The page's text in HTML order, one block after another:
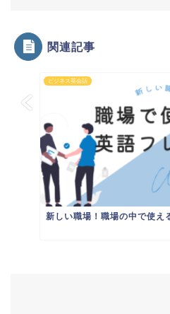
関連記事
ビジネス英会話
新しい職場！職場の中で使え